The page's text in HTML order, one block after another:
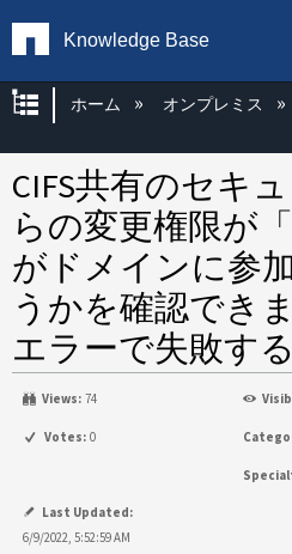
Knowledge Base
グローバル階層を
ホーム オンプレミス
CIFS共有のセキ
らの変更権限が
がドメインに参
うかを確認でき
エラーで失敗する
Views: 74
Votes: 0
Last Updated:
6/9/2022, 5:52:59 AM